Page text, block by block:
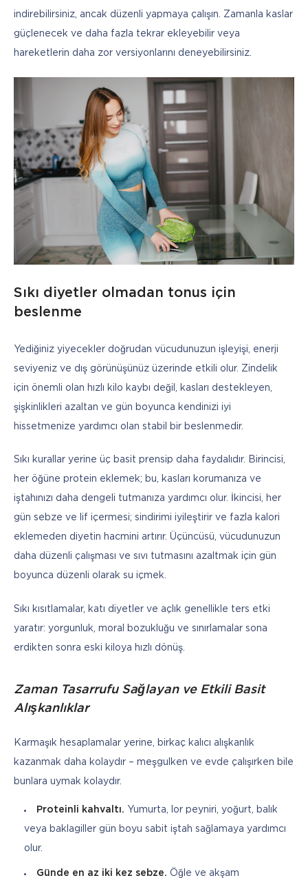
indirebilirsiniz, ancak düzenli yapmaya çalışın. Zamanla kaslar
güçlenecek ve daha fazla tekrar ekleyebilir veya
hareketlerin daha zor versiyonlarını deneyebilirsiniz.
Sıkı diyetler olmadan tonus için
beslenme
Yediğiniz yiyecekler doğrudan vücudunuzun işleyişi, enerji
seviyeniz ve dış görünüşünüz üzerinde etkili olur. Zindelik
için önemli olan hızlı kilo kaybı değil, kasları destekleyen,
şişkinlikleri azaltan ve gün boyunca kendinizi iyi
hissetmenize yardımcı olan stabil bir beslenmedir.
Sıkı kurallar yerine üç basit prensip daha faydalıdır. Birincisi,
her öğüne protein eklemek; bu, kasları korumanıza ve
iştahınızı daha dengeli tutmanıza yardımcı olur. İkincisi, her
gün sebze ve lif içermesi; sindirimi iyileştirir ve fazla kalori
eklemeden diyetin hacmini artırır. Üçüncüsü, vücudunuzun
daha düzenli çalışması ve sıvı tutmasını azaltmak için gün
boyunca düzenli olarak su içmek.
Sıkı kısıtlamalar, katı diyetler ve açlık genellikle ters etki
yaratır: yorgunluk, moral bozukluğu ve sınırlamalar sona
erdikten sonra eski kiloya hızlı dönüş.
Zaman Tasarrufu Sağlayan ve Etkili Basit
Alışkanlıklar
Karmaşık hesaplamalar yerine, birkaç kalıcı alışkanlık
kazanmak daha kolaydır – meşgulken ve evde çalışırken bile
bunlara uymak kolaydır.
Proteinli kahvaltı. Yumurta, lor peyniri, yoğurt, balık
veya baklagiller gün boyu sabit iştah sağlamaya yardımcı
olur.
Günde en az iki kez sebze. Öğle ve akşam